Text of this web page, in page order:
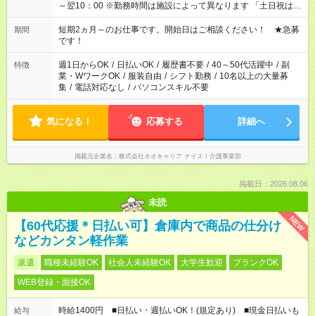
～翌10：00 ※勤務時間は施設によって異なります 「土日祝は休
みたい」 「しっかり稼ぎたい」 「もう少し遅い時間から始めた
い」など ご希望にあったお仕事をご案内いたします。 ※未経験
の方の場合は1～2ヶ月間は日中での仕事を経験いただき、 お
仕事に慣れてからの夜勤になります。 ★家庭の都合でお休みが
必要な場合も遠慮なくご相談ください。
期間
短期2ヵ月～のお仕事です。開始日はご相談ください！ ★急募
です！
特徴 週1日からOK / 日払いOK / 履歴書不要 / 40～50代活躍中 / 副
業・WワークOK / 服装自由 / シフト勤務 / 10名以上の大量募
集 / 電話対応なし / パソコンスキル不要
気になる！ 応募する 詳細へ
掲載元企業名 株式会社ネオキャリア ナイス！介護事業部
掲載日：2026.08.06
未読
NEW
【60代応援＊日払い可】倉庫内で商品の仕分け
などカンタン軽作業
派遣 職種未経験OK 社会人未経験OK 大学生歓迎
ブランクOK
WEB登録・面接OK
給与
時給1400円 ■日払い・週払いOK！(規定あり) ■現金日払いも